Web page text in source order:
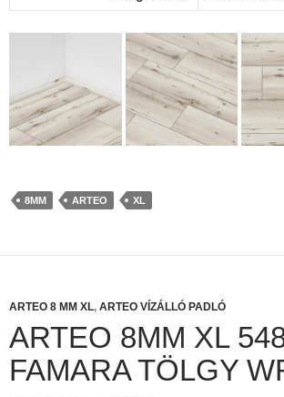
8MM ARTEO XL
ARTEO 8 MM XL, ARTEO VÍZÁLLÓ PADLÓ
ARTEO 8MM XL
FAMARA TÖLGY